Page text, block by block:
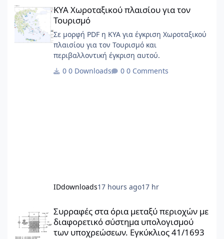
ΚΥΑ Χωροταξικού πλαισίου για τον
Τουρισμό
Σε μορφή PDF η ΚΥΑ για έγκριση Χωροταξικού
πλαισίου για τον Τουρισμό και
περιβαλλοντική έγκριση αυτού.
0 Downloads
0 Comments
IDdownloads17 hours ago17 hr
Συρραφές στα όρια μεταξύ περιοχών με
διαφορετικό σύστημα υπολογισμού
των υποχρεώσεων. Εγκύκλιος 41/1693